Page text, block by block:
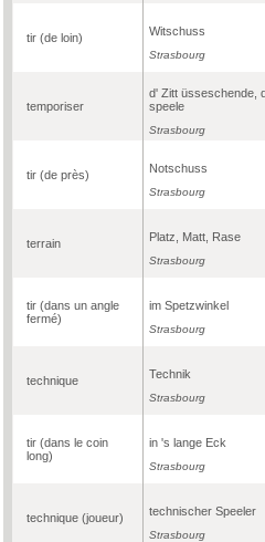
tir (de loin) Witschuss
Strasbourg
temporiser
d' Zitt üsseschende,
speele
Strasbourg
tir (de près) Notschuss
Strasbourg
terrain Platz, Matt, Rase
Strasbourg
tir (dans un angle
fermé)
im Spetzwinkel
Strasbourg
technique Technik
Strasbourg
tir (dans le coin
long)
in 's lange Eck
Strasbourg
technique (joueur) technischer Speeler
Strasbourg